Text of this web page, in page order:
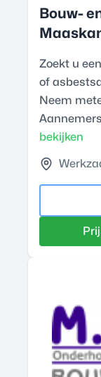
Bouw-
Zoekt u
of
Neem
bekijken